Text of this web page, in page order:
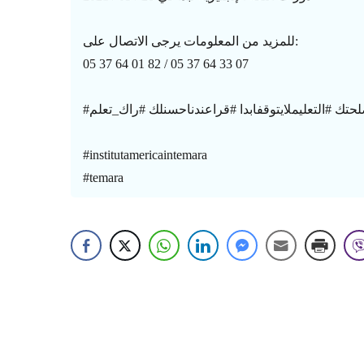
للمزيد من المعلومات يرجى الاتصال على:
05 37 64 01 82 / 05 37 64 33 07
#التعليملايتوقفابدا #قراعندناحسنلك #راك_تعلم
#institutamericaintemara
#temara